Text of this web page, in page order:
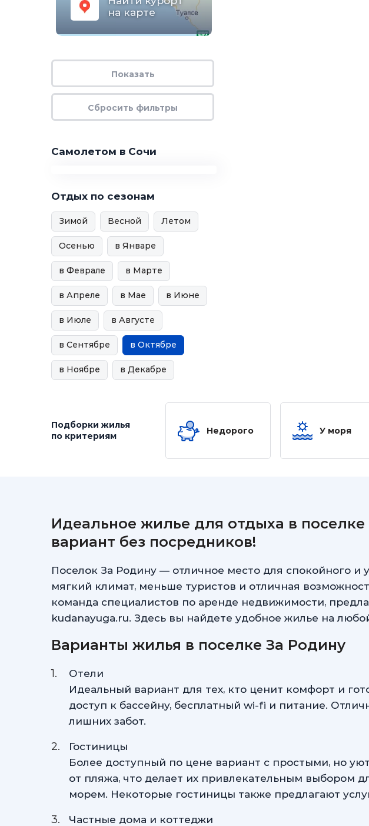
на карте
Самолетом в Сочи
Отдых по сезонам
Зимой Весной Летом
Осенью в Январе
в Феврале в Марте
в Апреле в Мае в Июне
в Июле в Августе
в Сентябре в Октябре
в Ноябре в Декабре
Подборки жилья
по критериям
Недорого У моря
Идеальное жилье для отдыха в
вариант без посредников!
Поселок За Родину — отличное место для спокойного
мягкий климат, меньше туристов и отличная
команда специалистов по аренде недвижимости,
kudanayuga.ru. Здесь вы найдете удобное жилье на
Варианты жилья в поселке За Родину
Отели
Идеальный вариант для тех, кто ценит комфорт и
доступ к бассейну, бесплатный wi-fi и питание.
лишних забот.
Гостиницы
Более доступный по цене вариант с простыми, но
от пляжа, что делает их привлекательным выбором
морем. Некоторые гостиницы также предлагают
Частные дома и коттеджи